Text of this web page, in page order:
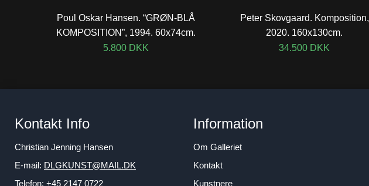
Poul Oskar Hansen. “GRØN-BLÅ
KOMPOSITION”, 1994. 60x74cm.
5.800 DKK
Peter Skovgaard. Komposition,
2020. 160x130cm.
34.500 DKK
Kontakt Info
Christian Jenning Hansen
E-mail: DLGKUNST@MAIL.DK
Telefon: +45 2147 0722
Information
Om Galleriet
Kontakt
Kunstnere